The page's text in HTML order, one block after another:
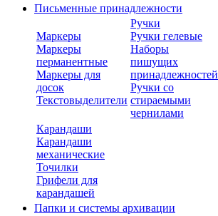
Письменные принадлежности
Маркеры
Маркеры
перманентные
Маркеры для
досок
Текстовыделители
Ручки
Ручки гелевые
Наборы
пишущих
принадлежностей
Ручки со
стираемыми
чернилами
Карандаши
Карандаши
механические
Точилки
Грифели для
карандашей
Папки и системы архивации